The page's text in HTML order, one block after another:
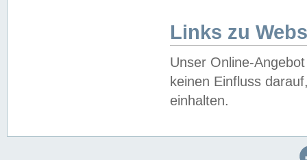
Links zu
Unser Online-
keinen Einfluss
einhalten.